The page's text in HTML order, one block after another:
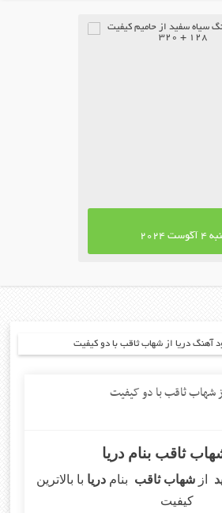
2024
آهنگ دریا از شهاب ثاقب با دو کیفیت
شهاب ثاقب با دو کیفیت
ثاقب بنام دریا
از شهاب ثاقب بنامدریا با بالاترین
کیفیت